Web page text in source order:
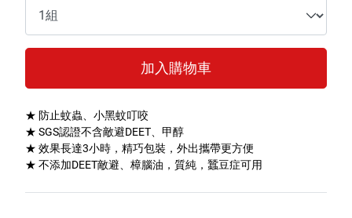
Facebook粉絲專頁
加入購物車
★ 防止蚊蟲、小黑蚊叮咬
★ SGS認證不含敵避DEET、甲醇
★ 效果長達3小時，精巧包裝，外出攜帶更方便
★ 不添加DEET敵避、樟腦油，質純，蠶豆症可用